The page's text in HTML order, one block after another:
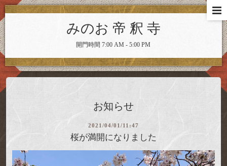
みのお 帝 釈 寺
開門時間 7:00 AM - 5:00 PM
お知らせ
2021/04/01/11:47
桜が満開になりました